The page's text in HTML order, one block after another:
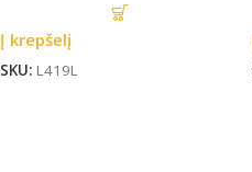
Į krepšelį
SKU: L419L